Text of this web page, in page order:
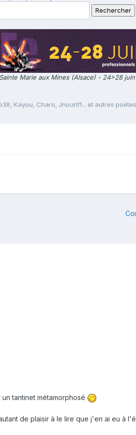
Marie aux Mines (Alsace) - 24>28
Kayou, Charo, Jnoun11... et autres poètes
tantinet métamorphosé
de plaisir à le lire que j'en ai eu à